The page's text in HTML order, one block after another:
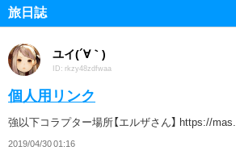
旅日誌
ユイ(´∀｀)
ID: rkzy48zdfwaa
個人用リンク
強以下コラプター場所【エルザさん】 https://mas...
2019/04/30 01:16